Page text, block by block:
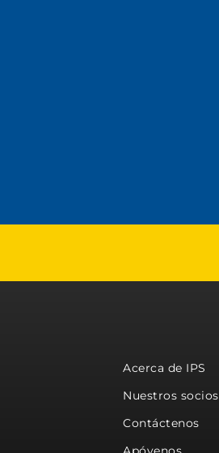
Acerca de IPS
Nuestros socios
Contáctenos